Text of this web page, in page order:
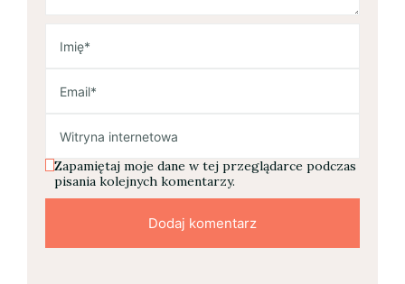
Zapamiętaj moje dane w tej przeglądarce podczas
pisania kolejnych komentarzy.